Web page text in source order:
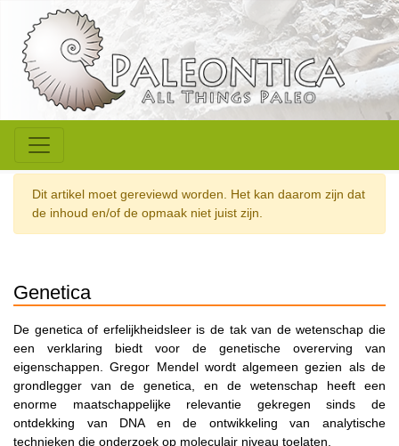
Dit artikel moet gereviewd worden. Het kan daarom zijn dat
de inhoud en/of de opmaak niet juist zijn.
Genetica
De genetica of erfelijkheidsleer is de tak van de wetenschap die
een verklaring biedt voor de genetische overerving van
eigenschappen. Gregor Mendel wordt algemeen gezien als de
grondlegger van de genetica, en de wetenschap heeft een
enorme maatschappelijke relevantie gekregen sinds de
ontdekking van DNA en de ontwikkeling van analytische
technieken die onderzoek op moleculair niveau toelaten.